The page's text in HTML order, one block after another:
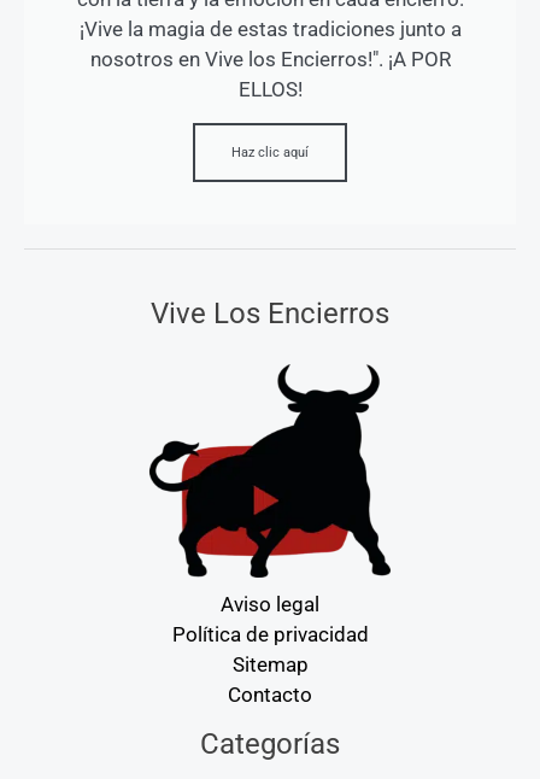
¡Vive la magia de estas tradiciones junto a
nosotros en Vive los Encierros!". ¡A POR
ELLOS!
Haz clic aquí
Vive Los Encierros
Aviso legal
Política de privacidad
Sitemap
Contacto
Categorías